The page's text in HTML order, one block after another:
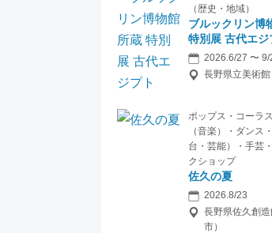
（歴史・地域）
ブルックリン博
特別展 古代エジ
2026.6/27 〜 9/
長野県立美術館
ポップス・コーラ
（音楽）・ダンス
台・芸能）・手芸
クショップ
佐久の夏
2026.8/23
長野県佐久創造
市）